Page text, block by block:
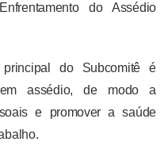
do Assédio
do Subcomitê é
assédio, de modo a
e promover a saúde